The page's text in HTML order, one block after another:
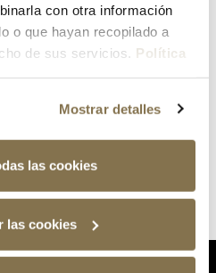
con otra información
o que hayan recopilado a
de sus servicios. Política
Mostrar detalles
las cookies
las cookies